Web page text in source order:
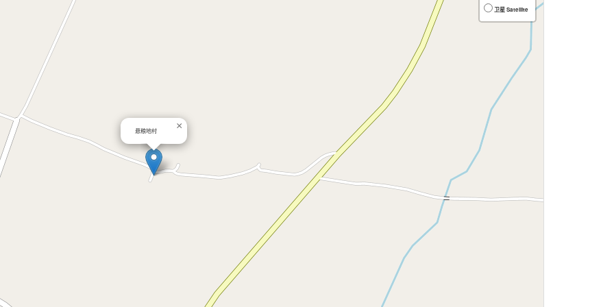
悬粮地村 ×
卫星 Satellite